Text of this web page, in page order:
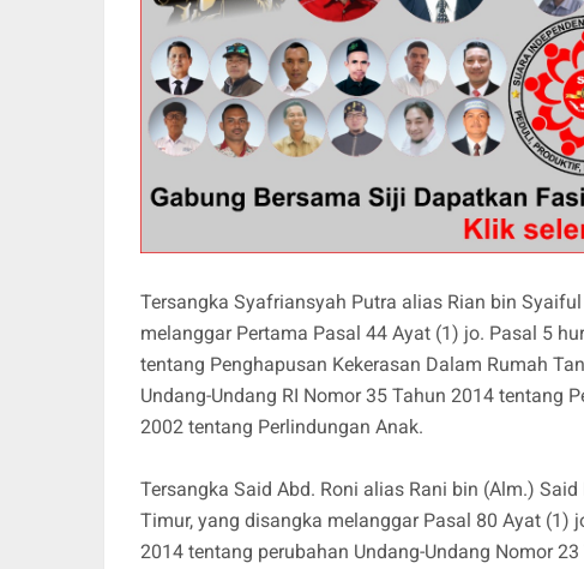
Tersangka Syafriansyah Putra alias Rian bin
melanggar Pertama Pasal 44 Ayat (1) jo. Pasal 5
tentang Penghapusan Kekerasan Dalam Rumah
Undang-Undang RI Nomor 35 Tahun 2014 tentang
2002 tentang Perlindungan Anak.
Tersangka Said Abd. Roni alias Rani bin (Alm.)
Timur, yang disangka melanggar Pasal 80 Ayat (1)
2014 tentang perubahan Undang-Undang Nomor